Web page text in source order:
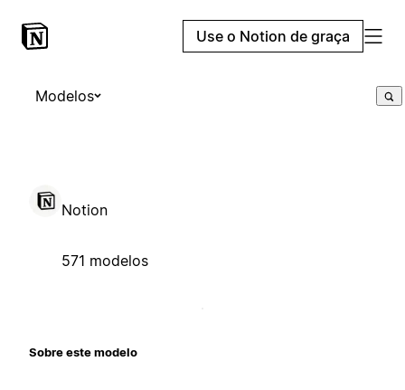
Use o Notion de graça
Modelos
Notion
571 modelos
Sobre este modelo